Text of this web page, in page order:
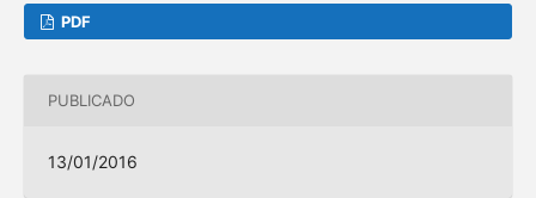
PDF
PUBLICADO
13/01/2016